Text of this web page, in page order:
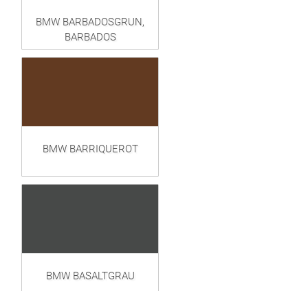
BMW BARBADOSGRUN,
BARBADOS
BMW BARRIQUEROT
BMW BASALTGRAU